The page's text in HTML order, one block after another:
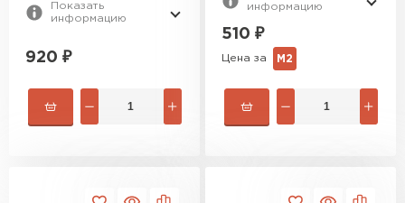
Показать
информацию
920 ₽
информацию
510 ₽
Цена за М2
Гибкая черепица
ПЕРЕЙТИ